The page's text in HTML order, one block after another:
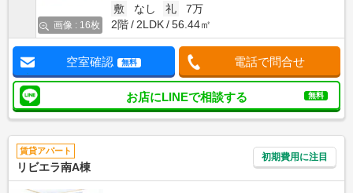
画像 : 16枚
敷
なし 礼
7万
2階
2LDK 56.44㎡
空室確認 無料 電話で問合せ
お店にLINEで相談する 無料
賃貸アパート
リビエラ南A棟
初期費用に注目